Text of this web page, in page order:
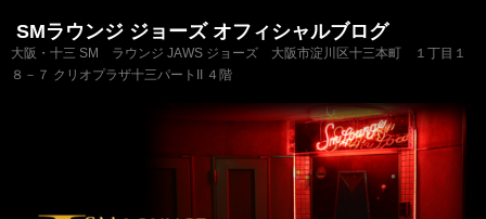
SMラウンジ ジョーズ オフィシャルブログ
大阪・十三 SM ラウンジ JAWS ジョーズ 大阪市淀川区十三本町 １丁目１
８－７ クリオプラザ十三パートII ４階